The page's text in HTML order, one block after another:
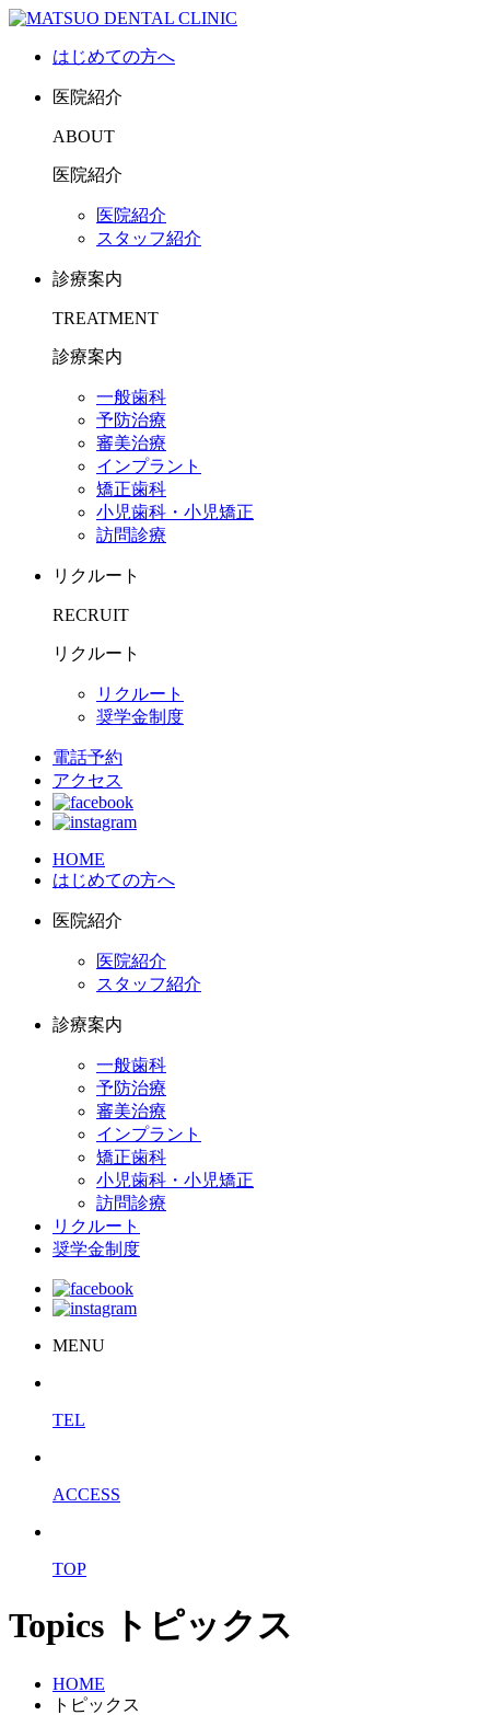
はじめての方へ
医院紹介
ABOUT
医院紹介
医院紹介
スタッフ紹介
診療案内
TREATMENT
診療案内
一般歯科
予防治療
審美治療
インプラント
矯正歯科
小児歯科・小児矯正
訪問診療
リクルート
RECRUIT
リクルート
リクルート
奨学金制度
電話予約
アクセス
HOME
はじめての方へ
医院紹介
医院紹介
スタッフ紹介
診療案内
一般歯科
予防治療
審美治療
インプラント
矯正歯科
小児歯科・小児矯正
訪問診療
リクルート
奨学金制度
MENU
TEL
ACCESS
TOP
Topics トピックス
HOME
トピックス